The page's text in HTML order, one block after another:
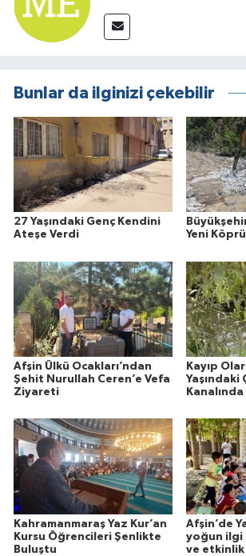
Bunlar da ilginizi çekebilir
27 Yaşındaki Genç Kendini
Ateşe Verdi
Yeni Köprü
Afşin Ülkü Ocakları’ndan
Şehit Nurullah Ceren’e Vefa
Ziyareti
Kayıp
Yaşındaki
Kahramanmaraş Yaz Kur’an
Kursu Öğrencileri Şenlikte
Buluştu
Afşin’de
yoğun ilgi
ve